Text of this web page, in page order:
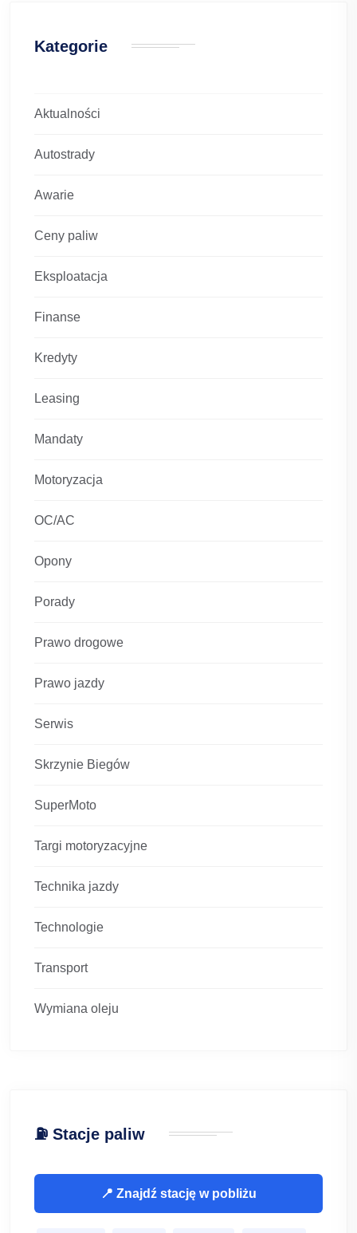
Kategorie
Aktualności
Autostrady
Awarie
Ceny paliw
Eksploatacja
Finanse
Kredyty
Leasing
Mandaty
Motoryzacja
OC/AC
Opony
Porady
Prawo drogowe
Prawo jazdy
Serwis
Skrzynie Biegów
SuperMoto
Targi motoryzacyjne
Technika jazdy
Technologie
Transport
Wymiana oleju
⛽ Stacje paliw
📍 Znajdź stację w pobliżu